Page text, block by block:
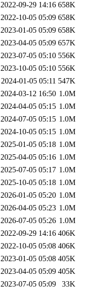
2022-09-29 14:16 658K
2022-10-05 05:09 658K
2023-01-05 05:09 658K
2023-04-05 05:09 657K
2023-07-05 05:10 556K
2023-10-05 05:10 556K
2024-01-05 05:11 547K
2024-03-12 16:50 1.0M
2024-04-05 05:15 1.0M
2024-07-05 05:15 1.0M
2024-10-05 05:15 1.0M
2025-01-05 05:18 1.0M
2025-04-05 05:16 1.0M
2025-07-05 05:17 1.0M
2025-10-05 05:18 1.0M
2026-01-05 05:20 1.0M
2026-04-05 05:23 1.0M
2026-07-05 05:26 1.0M
2022-09-29 14:16 406K
2022-10-05 05:08 406K
2023-01-05 05:08 405K
2023-04-05 05:09 405K
2023-07-05 05:09
33K